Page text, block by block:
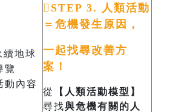
 STEP 3. 人類活動
＝危機發生原因，
一起找尋改善方
案！
從
【人類活動模型】
尋找與危機有關的人